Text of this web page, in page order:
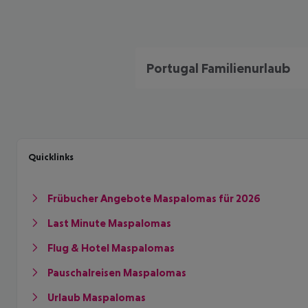
Portugal Familienurlaub
Quicklinks
Frübucher Angebote Maspalomas für 2026
Last Minute Maspalomas
Flug & Hotel Maspalomas
Pauschalreisen Maspalomas
Urlaub Maspalomas